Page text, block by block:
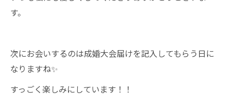
す。
次にお会いするのは成婚大会届けを記入してもらう日に
なりますね✨
すっごく楽しみにしています！！